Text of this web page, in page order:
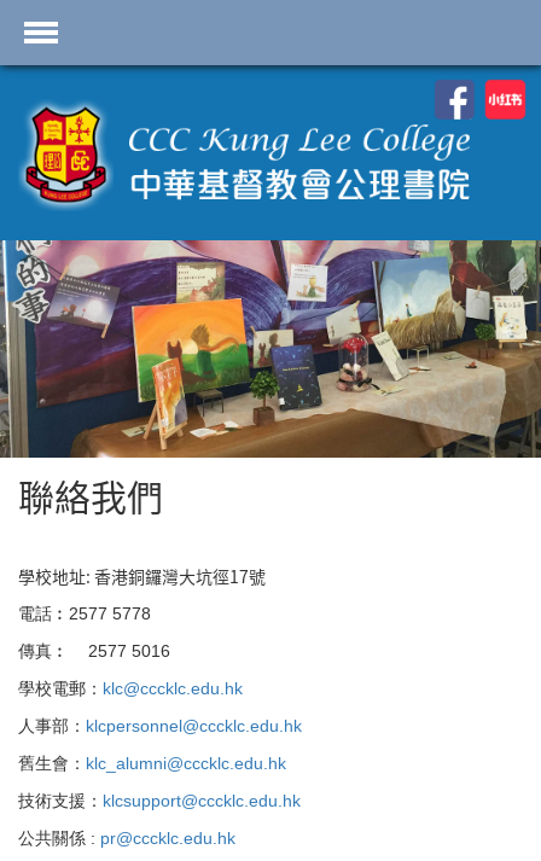
首頁
學校資料
課程概覽
學生園地
入學申請
學生支援
Highlights
聯絡我們
2026-2027 劍橋國際 A
Level
聯絡我們
學校地址: 香港銅鑼灣大坑徑17號
電話︰2577 5778
傳真︰ 2577 5016
學校電郵： klc@cccklc.edu.hk
人事部： klcpersonnel@cccklc.edu.hk
舊生會： klc_alumni@cccklc.edu.hk
技術支援： klcsupport@cccklc.edu.hk
公共關係 : pr@cccklc.edu.hk